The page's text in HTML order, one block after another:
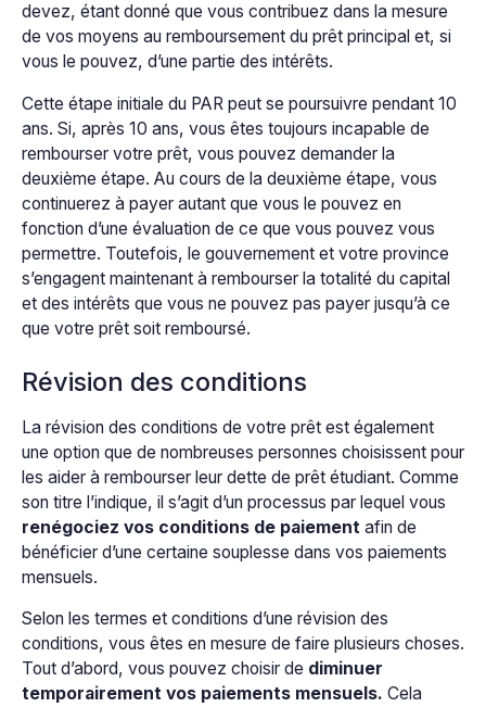
devez, étant donné que vous contribuez dans la mesure
de vos moyens au remboursement du prêt principal et, si
vous le pouvez, d’une partie des intérêts.
Cette étape initiale du PAR peut se poursuivre pendant 10
ans. Si, après 10 ans, vous êtes toujours incapable de
rembourser votre prêt, vous pouvez demander la
deuxième étape. Au cours de la deuxième étape, vous
continuerez à payer autant que vous le pouvez en
fonction d’une évaluation de ce que vous pouvez vous
permettre. Toutefois, le gouvernement et votre province
s’engagent maintenant à rembourser la totalité du capital
et des intérêts que vous ne pouvez pas payer jusqu’à ce
que votre prêt soit remboursé.
Révision des conditions
La révision des conditions de votre prêt est également
une option que de nombreuses personnes choisissent pour
les aider à rembourser leur dette de prêt étudiant. Comme
son titre l’indique, il s’agit d’un processus par lequel vous
renégociez vos conditions de paiement afin de
bénéficier d’une certaine souplesse dans vos paiements
mensuels.
Selon les termes et conditions d’une révision des
conditions, vous êtes en mesure de faire plusieurs choses.
Tout d’abord, vous pouvez choisir de diminuer
temporairement vos paiements mensuels. Cela